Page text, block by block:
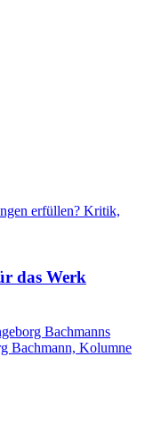
erfüllen? Kritik,
das Werk
Bachmanns
Bachmann, Kolumne